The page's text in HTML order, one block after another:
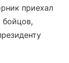
приехал
бойцов,